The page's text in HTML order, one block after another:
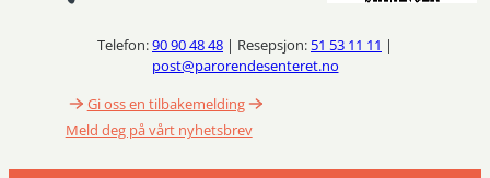
Telefon:90 90 48 48 | Resepsjon: 51 53 11 11 |
post@parorendesenteret.no
Gi oss en tilbakemelding
Meld deg på vårt nyhetsbrev